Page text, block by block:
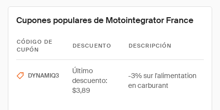
Cupones populares de Motointegrator France
CÓDIGO DE
CUPÓN
DESCUENTO DESCRIPCIÓN
DYNAMIQ3
Último
descuento:
$3,89
-3% sur l'alimentation
en carburant